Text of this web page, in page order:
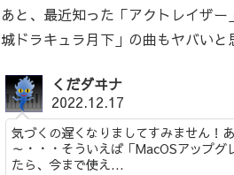
あと、最近知った「アクトレイザー
城ドラキュラ月下」の曲もヤバいと
くだダヰナ
2022.12.17
気づくの遅くなりましてすみません！
～・・・そういえば「MacOSアップグ
たら、今まで使え...